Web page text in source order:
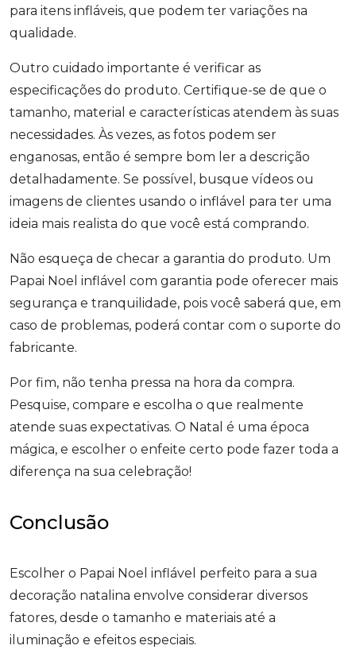
para itens infláveis, que podem ter variações na
qualidade.
Outro cuidado importante é verificar as
especificações do produto. Certifique-se de que o
tamanho, material e características atendem às suas
necessidades. Às vezes, as fotos podem ser
enganosas, então é sempre bom ler a descrição
detalhadamente. Se possível, busque vídeos ou
imagens de clientes usando o inflável para ter uma
ideia mais realista do que você está comprando.
Não esqueça de checar a garantia do produto. Um
Papai Noel inflável com garantia pode oferecer mais
segurança e tranquilidade, pois você saberá que, em
caso de problemas, poderá contar com o suporte do
fabricante.
Por fim, não tenha pressa na hora da compra.
Pesquise, compare e escolha o que realmente
atende suas expectativas. O Natal é uma época
mágica, e escolher o enfeite certo pode fazer toda a
diferença na sua celebração!
Conclusão
Escolher o Papai Noel inflável perfeito para a sua
decoração natalina envolve considerar diversos
fatores, desde o tamanho e materiais até a
iluminação e efeitos especiais.